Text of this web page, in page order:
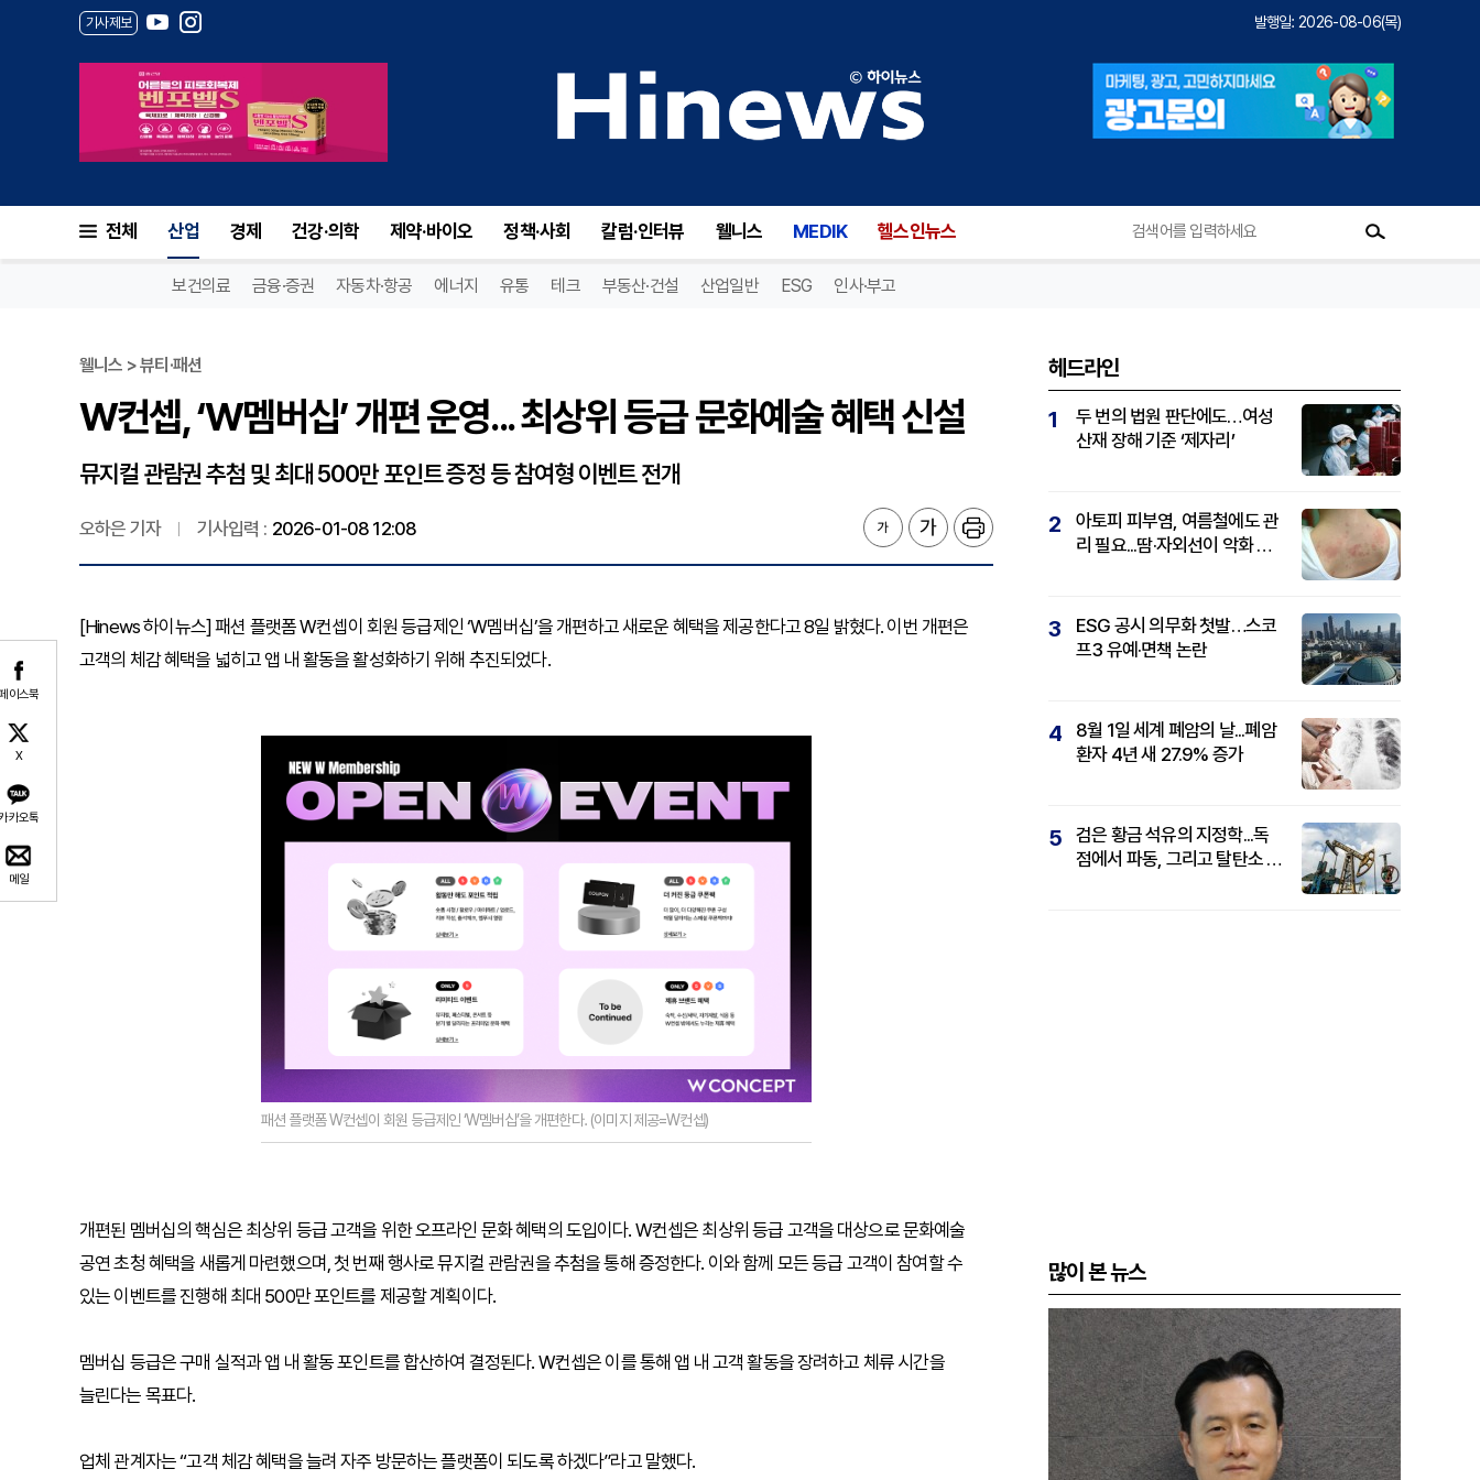
기사제보 발행일: 2026-08-06(목)
전체 산업 경제 건강·의학 제약·바이오 정책·사회 칼럼·인터뷰 웰니스 MEDIK 헬스인뉴스
보건의료 금융·증권 자동차·항공 에너지 유통 테크 부동산·건설 산업일반 ESG 인사·부고
이스북
X
카오톡
메일
웰니스 > 뷰티·패션
W컨셉, ‘W멤버십’ 개편 운영... 최상위 등급 문화예술 혜택 신설
뮤지컬 관람권 추첨 및 최대 500만 포인트 증정 등 참여형 이벤트 전개
오하은 기자 기사입력 : 2026-01-08 12:08
[Hinews 하이뉴스] 패션 플랫폼 W컨셉이 회원 등급제인 ‘W멤버십’을 개편하고 새로운 혜택을 제공한다고 8일 밝혔다. 이번 개편은
고객의 체감 혜택을 넓히고 앱 내 활동을 활성화하기 위해 추진되었다.
패션 플랫폼 W컨셉이 회원 등급제인 ‘W멤버십’을 개편한다. (이미지 제공=W컨셉)
개편된 멤버십의 핵심은 최상위 등급 고객을 위한 오프라인 문화 혜택의 도입이다. W컨셉은 최상위 등급 고객을 대상으로 문화예술
공연 초청 혜택을 새롭게 마련했으며, 첫 번째 행사로 뮤지컬 관람권을 추첨을 통해 증정한다. 이와 함께 모든 등급 고객이 참여할 수
있는 이벤트를 진행해 최대 500만 포인트를 제공할 계획이다.
멤버십 등급은 구매 실적과 앱 내 활동 포인트를 합산하여 결정된다. W컨셉은 이를 통해 앱 내 고객 활동을 장려하고 체류 시간을
늘린다는 목표다.
업체 관계자는 “고객 체감 혜택을 늘려 자주 방문하는 플랫폼이 되도록 하겠다”라고 말했다.
헤드라인
1
두 번의 법원 판단에도…여성
산재 장해 기준 ‘제자리’
2
아토피 피부염, 여름철에도 관
리 필요...땀·자외선이 악화 요
3
ESG 공시 의무화 첫발…스코
프3 유예·면책 논란
4
8월 1일 세계 폐암의 날...폐암
환자 4년 새 27.9% 증가
5
검은 황금 석유의 지정학...독
점에서 파동, 그리고 탈탄소 패
많이 본 뉴스